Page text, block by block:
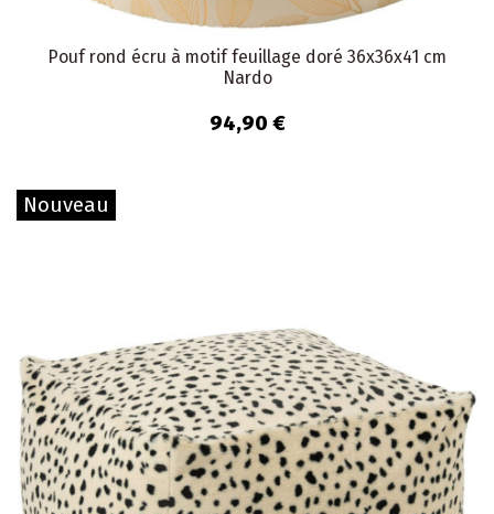
Pouf rond écru à motif feuillage doré 36x36x41 cm
Nardo
94,90 €
Nouveau